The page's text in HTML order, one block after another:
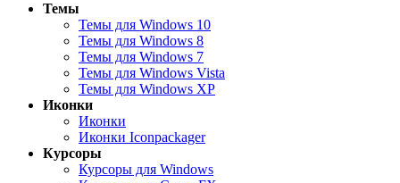
Темы
Темы для Windows 10
Темы для Windows 8
Темы для Windows 7
Темы для Windows Vista
Темы для Windows XP
Иконки
Иконки
Иконки Iconpackager
Курсоры
Курсоры для Windows